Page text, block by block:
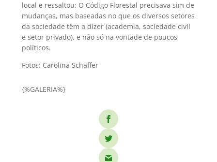
local e ressaltou: O Código Florestal precisava sim de
mudanças, mas baseadas no que os diversos setores
da sociedade têm a dizer (academia, sociedade civil
e setor privado), e não só na vontade de poucos
políticos.
Fotos: Carolina Schaffer
{%GALERIA%}